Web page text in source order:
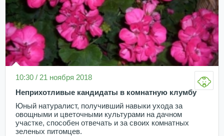
10:30 / 21 ноября 2018
Неприхотливые кандидаты в комнатную клумбу
Юный натуралист, получивший навыки ухода за
овощными и цветочными культурами на дачном
участке, способен отвечать и за своих комнатных
зеленых питомцев.